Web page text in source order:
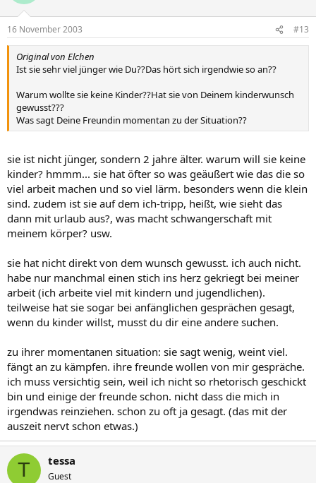
16 November 2003 #13
Original von Elchen
Ist sie sehr viel jünger wie Du??Das hört sich irgendwie so an??
Warum wollte sie keine Kinder??Hat sie von Deinem kinderwunsch
gewusst???
Was sagt Deine Freundin momentan zu der Situation??
sie ist nicht jünger, sondern 2 jahre älter. warum will sie keine
kinder? hmmm... sie hat öfter so was geäußert wie das die so
viel arbeit machen und so viel lärm. besonders wenn die klein
sind. zudem ist sie auf dem ich-tripp, heißt, wie sieht das
dann mit urlaub aus?, was macht schwangerschaft mit
meinem körper? usw.
sie hat nicht direkt von dem wunsch gewusst. ich auch nicht.
habe nur manchmal einen stich ins herz gekriegt bei meiner
arbeit (ich arbeite viel mit kindern und jugendlichen).
teilweise hat sie sogar bei anfänglichen gesprächen gesagt,
wenn du kinder willst, musst du dir eine andere suchen.
zu ihrer momentanen situation: sie sagt wenig, weint viel.
fängt an zu kämpfen. ihre freunde wollen von mir gespräche.
ich muss versichtig sein, weil ich nicht so rhetorisch geschickt
bin und einige der freunde schon. nicht dass die mich in
irgendwas reinziehen. schon zu oft ja gesagt. (das mit der
auszeit nervt schon etwas.)
T tessa
Guest